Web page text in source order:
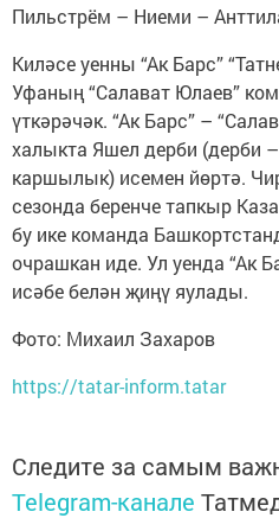
Пильстрём – Ниеми –
Киләсе уенны “Ак Барс”
Уфаның “Салават Юлаев”
үткәрәчәк. “Ак Барс” –
халыкта Яшел дерби (дерби
каршылык) исемен йөртә.
сезонда беренче тапкыр
бу ике команда
очрашкан иде. Ул уенда “Ак
исәбе белән җиңү яулады.
Фото: Михаил Захаров
https://tatar-inform.tatar
Следите за самым
Telegram-канале